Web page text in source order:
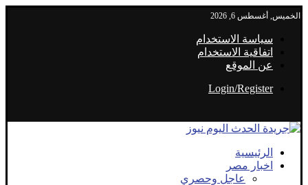
الخميس, أغسطس 6, 2026
سياسة الاستخدام
اتفاقية الاستخدام
عن الموقع
Login/Register
الرئيسية
اخبار مصر
عاجل وحصري